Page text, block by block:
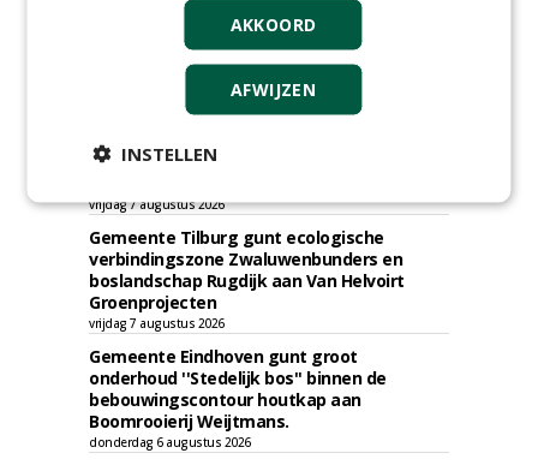
vrijdag 7 augustus 2026
Gemeente Tilburg gunt raamovereenkomst
kap en herplant bomen aan J. van Esch.
Gemeente Nissewaard gunt eeheer en
onderhoud openbare verlichting (OVL)
gemeenten Voorne aan Zee en Nissewaard
vrijdag 7 augustus 2026
Gemeente Tilburg gunt ecologische
verbindingszone Zwaluwenbunders en
boslandschap Rugdijk aan Van Helvoirt
Groenprojecten
vrijdag 7 augustus 2026
Gemeente Eindhoven gunt groot
onderhoud ''Stedelijk bos'' binnen de
bebouwingscontour houtkap aan
Boomrooierij Weijtmans.
donderdag 6 augustus 2026
AKKOORD
AFWIJZEN
INSTELLEN